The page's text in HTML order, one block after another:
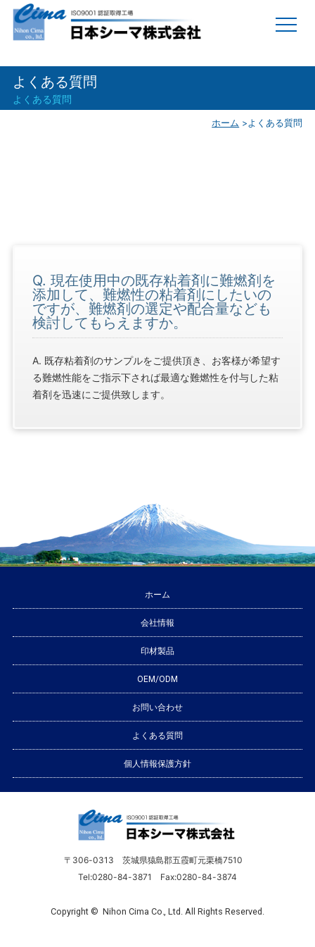
よくある質問
よくある質問
よくある質問
ホーム >
Q. 現在使用中の既存粘着剤に難燃剤を
添加して、難燃性の粘着剤にしたいの
ですが、難燃剤の選定や配合量なども
検討してもらえますか。
A. 既存粘着剤のサンプルをご提供頂き、お客様が希望す
る難燃性能をご指示下されば最適な難燃性を付与した粘
着剤を迅速にご提供致します。
ホーム
会社情報
印材製品
OEM/ODM
お問い合わせ
よくある質問
個人情報保護方針
〒306-0313 茨城県猿島郡五霞町元栗橋7510
Tel:0280-84-3871 Fax:0280-84-3874
Copyright © Nihon Cima Co., Ltd. All Rights Reserved.